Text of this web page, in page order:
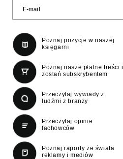
Poznaj pozycje w naszej
księgarni
Poznaj nasze płatne treści i
zostań subskrybentem
Przeczytaj wywiady z
ludźmi z branży
Przeczytaj opinie
fachowców
Poznaj raporty ze świata
reklamy i mediów